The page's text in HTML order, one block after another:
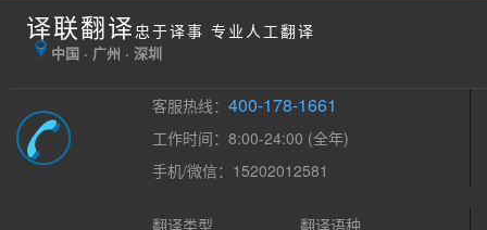
译联翻译 忠于译事 专业人工翻译
中国 · 广州 · 深圳
客服热线：400-178-1661
工作时间：8:00-24:00 (全年)
手机/微信：15202012581
翻译类型 翻译语种